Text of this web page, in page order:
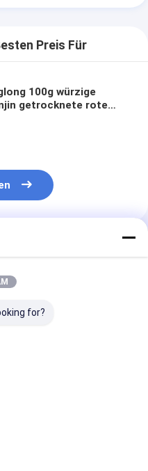
Preis Für
100g würzige
getrocknete rote
for?